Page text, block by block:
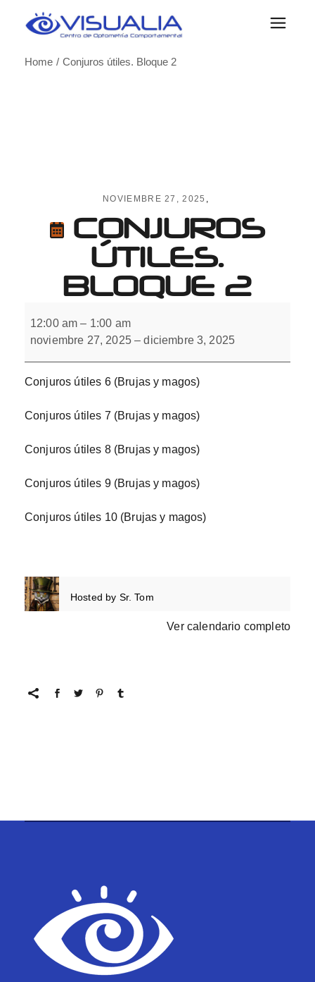
Home
Conjuros útiles. Bloque 2
NOVIEMBRE 27, 2025
CONJUROS
ÚTILES.
BLOQUE 2
útiles.
Bloque
12:00 am – 1:00 am
noviembre 27, 2025 –diciembre 3, 2025
Conjuros útiles 6 (Brujas y magos)
Conjuros útiles 7 (Brujas y magos)
Conjuros útiles 8 (Brujas y magos)
Conjuros útiles 9 (Brujas y magos)
Conjuros útiles 10 (Brujas y magos)
Hosted by Sr. Tom
Ver calendario completo